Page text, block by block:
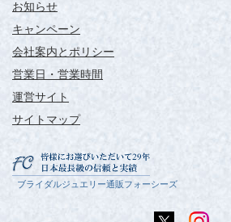
お知らせ
キャンペーン
会社案内とポリシー
営業日・営業時間
運営サイト
サイトマップ
ブライダルジュエリー通販フォーシーズ